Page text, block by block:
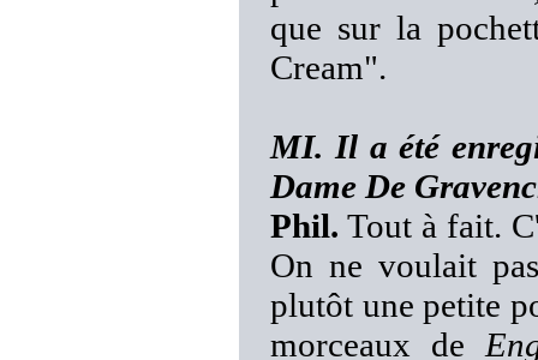
que sur la
Cream".
MI. Il a été
Dame De
Phil. Tout à fait.
On ne voulait
plutôt une petite
morceaux de